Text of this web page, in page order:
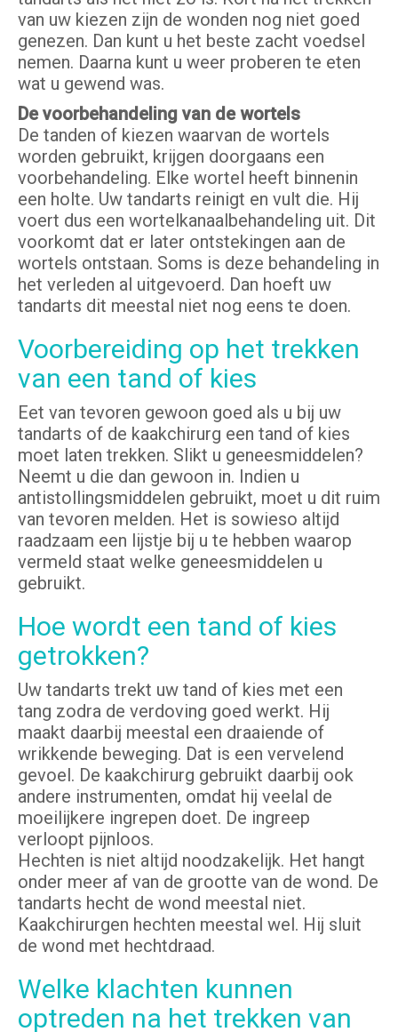
van uw kiezen zijn de wonden nog niet goed
genezen. Dan kunt u het beste zacht voedsel
nemen. Daarna kunt u weer proberen te eten
wat u gewend was.
De voorbehandeling van de wortels
De tanden of kiezen waarvan de wortels
worden gebruikt, krijgen doorgaans een
voorbehandeling. Elke wortel heeft binnenin
een holte. Uw tandarts reinigt en vult die. Hij
voert dus een wortelkanaalbehandeling uit. Dit
voorkomt dat er later ontstekingen aan de
wortels ontstaan. Soms is deze behandeling in
het verleden al uitgevoerd. Dan hoeft uw
tandarts dit meestal niet nog eens te doen.
Voorbereiding op het trekken
van een tand of kies
Eet van tevoren gewoon goed als u bij uw
tandarts of de kaakchirurg een tand of kies
moet laten trekken. Slikt u geneesmiddelen?
Neemt u die dan gewoon in. Indien u
antistollingsmiddelen gebruikt, moet u dit ruim
van tevoren melden. Het is sowieso altijd
raadzaam een lijstje bij u te hebben waarop
vermeld staat welke geneesmiddelen u
gebruikt.
Hoe wordt een tand of kies
getrokken?
Uw tandarts trekt uw tand of kies met een
tang zodra de verdoving goed werkt. Hij
maakt daarbij meestal een draaiende of
wrikkende beweging. Dat is een vervelend
gevoel. De kaakchirurg gebruikt daarbij ook
andere instrumenten, omdat hij veelal de
moeilijkere ingrepen doet. De ingreep
verloopt pijnloos.
Hechten is niet altijd noodzakelijk. Het hangt
onder meer af van de grootte van de wond. De
tandarts hecht de wond meestal niet.
Kaakchirurgen hechten meestal wel. Hij sluit
de wond met hechtdraad.
Welke klachten kunnen
optreden na het trekken van